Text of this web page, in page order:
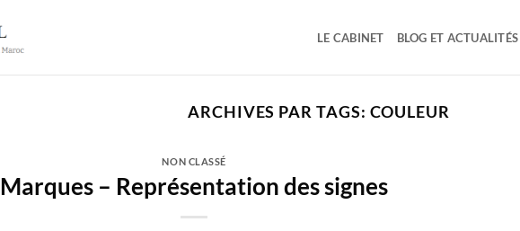
LE CABINET BLOG ET ACTUALITÉS
ARCHIVES PAR TAGS: COULEUR
NON CLASSÉ
Marques – Représentation des signes